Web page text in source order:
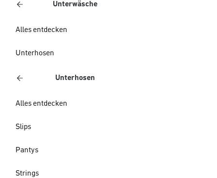
Unterwäsche
Alles entdecken
Unterhosen
Unterhosen
Alles entdecken
Slips
Pantys
Strings